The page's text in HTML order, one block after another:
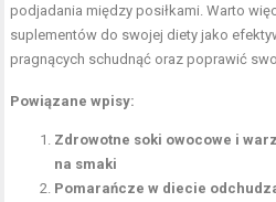
podjadania między posiłkami. Warto
suplementów do swojej diety jako
pragnących schudnąć oraz poprawić
Powiązane wpisy:
Zdrowotne soki owocowe i
na smaki
Pomarańcze w diecie